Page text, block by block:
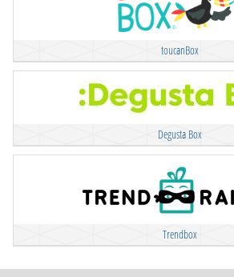
toucanBox
Degusta Box
Trendbox